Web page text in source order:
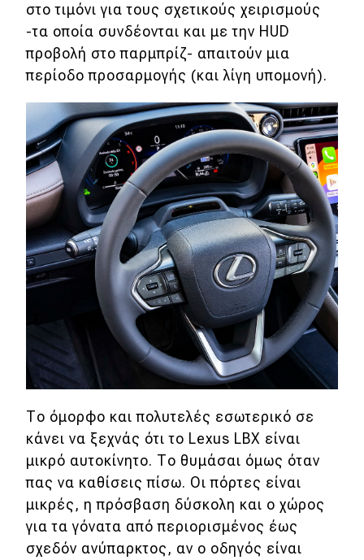
στο τιμόνι για τους σχετικούς χειρισμούς
-τα οποία συνδέονται και με την HUD
προβολή στο παρμπρίζ- απαιτούν μια
περίοδο προσαρμογής (και λίγη υπομονή).
Το όμορφο και πολυτελές εσωτερικό σε
κάνει να ξεχνάς ότι το Lexus LBX είναι
μικρό αυτοκίνητο. Το θυμάσαι όμως όταν
πας να καθίσεις πίσω. Οι πόρτες είναι
μικρές, η πρόσβαση δύσκολη και ο χώρος
για τα γόνατα από περιορισμένος έως
σχεδόν ανύπαρκτος, αν ο οδηγός είναι